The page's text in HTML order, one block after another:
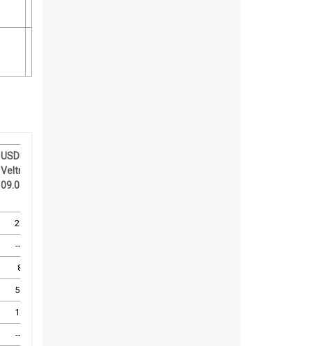
USD
Veltrusy
09.05.09
28
---
8
54
18
---